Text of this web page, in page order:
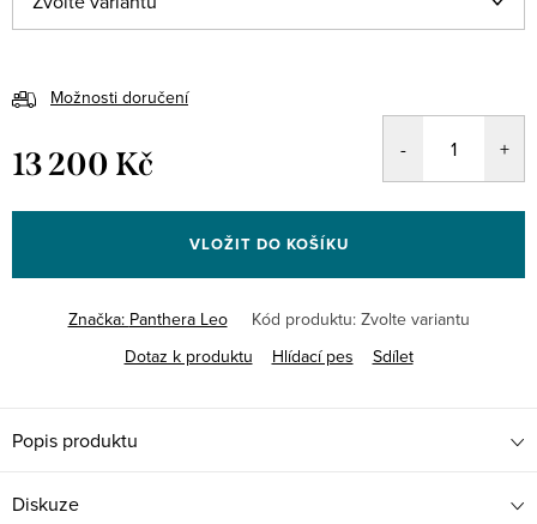
Možnosti doručení
13 200 Kč
cena:
VLOŽIT DO KOŠÍKU
Značka: Panthera Leo Kód produktu: Zvolte variantu
Dotaz k produktu
Hlídací pes Sdílet
Popis produktu
Diskuze